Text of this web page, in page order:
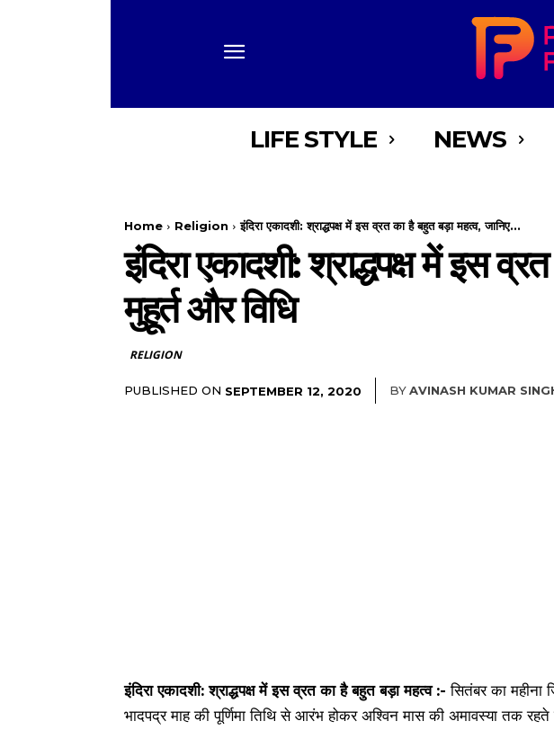
LIFE STYLE NEWS
Home Religion इंदिरा एकादशी: श्राद्धपक्ष में इस व्रत का है बहुत बड़ा महत्व, जानिए...
इंदिरा एकादशी: श्राद्धपक्ष में इस
मुहूर्त और विधि
RELIGION
PUBLISHED ON SEPTEMBER 12, 2020 BYAVINASH KUMAR
इंदिरा एकादशी: श्राद्धपक्ष में इस व्रत का है बहुत बड़ा महत्व :-सितंबर का महीना
भादपद्र माह की पूर्णिमा तिथि से आरंभ होकर अश्विन मास की अमावस्या तक